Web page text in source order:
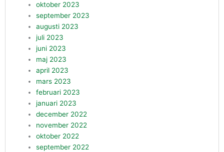
oktober 2023
september 2023
augusti 2023
juli 2023
juni 2023
maj 2023
april 2023
mars 2023
februari 2023
januari 2023
december 2022
november 2022
oktober 2022
september 2022